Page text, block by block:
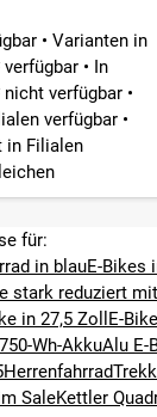
• Varianten in
• In
verfügbar •
verfügbar •
in Filialen
für:
in blauE-Bikes
stark reduziert
in 27,5 Zoll E-
Wh-AkkuAlu E-
Herrenfahrrad
SaleKettler